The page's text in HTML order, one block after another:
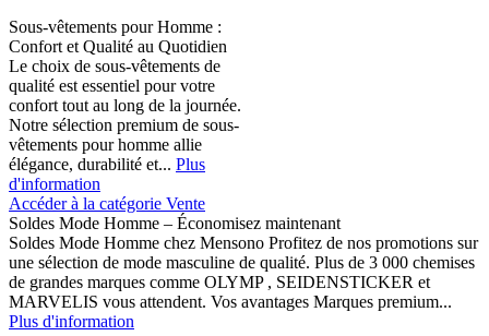
Sous-vêtements pour Homme :
Confort et Qualité au Quotidien
Le choix de sous-vêtements de
qualité est essentiel pour votre
confort tout au long de la journée.
Notre sélection premium de sous-
vêtements pour homme allie
élégance, durabilité et... Plus
d'information
Accéder à la catégorie Vente
Soldes Mode Homme – Économisez maintenant
Soldes Mode Homme chez Mensono Profitez de nos promotions sur
une sélection de mode masculine de qualité. Plus de 3 000 chemises
de grandes marques comme OLYMP , SEIDENSTICKER et
MARVELIS vous attendent. Vos avantages Marques premium...
Plus d'information